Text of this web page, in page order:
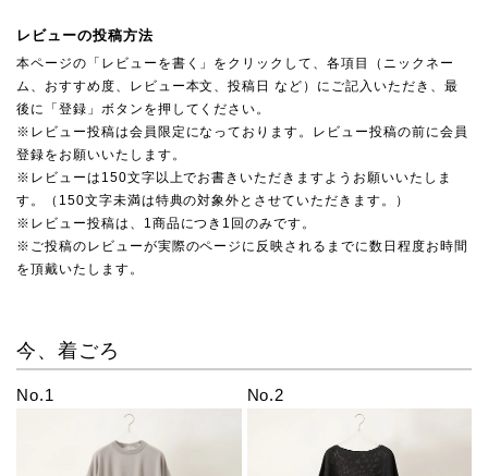
レビューの投稿方法
本ページの「レビューを書く」をクリックして、各項目（ニックネー
ム、おすすめ度、レビュー本文、投稿日 など）にご記入いただき、最
後に「登録」ボタンを押してください。
※レビュー投稿は会員限定になっております。レビュー投稿の前に会員
登録をお願いいたします。
※レビューは150文字以上でお書きいただきますようお願いいたしま
す。（150文字未満は特典の対象外とさせていただきます。）
※レビュー投稿は、1商品につき1回のみです。
※ご投稿のレビューが実際のページに反映されるまでに数日程度お時間
を頂戴いたします。
今、着ごろ
No.1 No.2